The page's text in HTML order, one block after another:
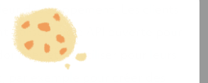
développement. Les clients
utiliser notre API ouverte pour
et les utiliser pour leurs